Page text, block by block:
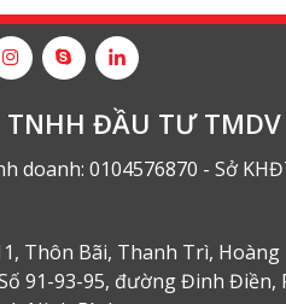
Hội nghị đối tác
TNHH ĐẦU TƯ
doanh: 0104576870 - Sở
Thôn Bãi, Thanh Trì, Hoàng
91-93-95, đường Đinh Điền,